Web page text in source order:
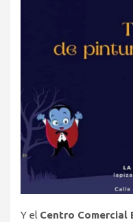
Y el Centro Comercial